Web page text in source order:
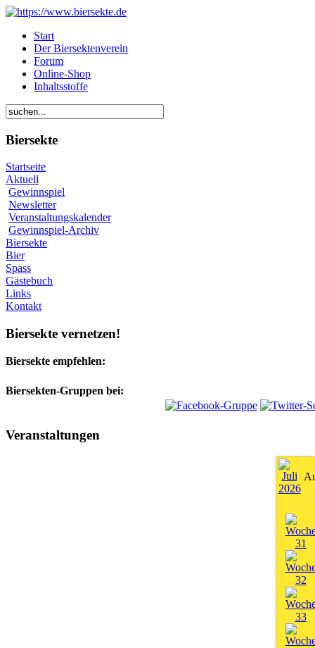
Start
Der Biersektenverein
Forum
Online-Shop
Inhaltsstoffe
Biersekte
Startseite
Aktuell
Gewinnspiel
Newsletter
Veranstaltungskalender
Gewinnspiel-Archiv
Biersekte
Bier
Spass
Gästebuch
Links
Kontakt
Biersekte vernetzen!
Biersekte empfehlen:
Biersekten-Gruppen bei:
Veranstaltungen